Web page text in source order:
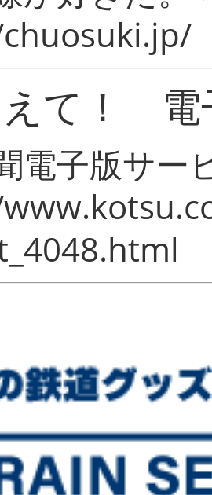
えて！ 電
電子版サー